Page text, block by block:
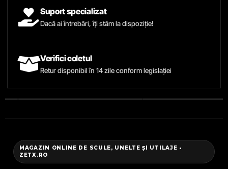
Suport specializat
Dacă ai întrebări, îți stăm la dispoziție!
Verifici coletul
Retur disponibil în 14 zile conform legislației
MAGAZIN ONLINE DE SCULE, UNELTE ȘI UTILAJE •
ZETX.RO